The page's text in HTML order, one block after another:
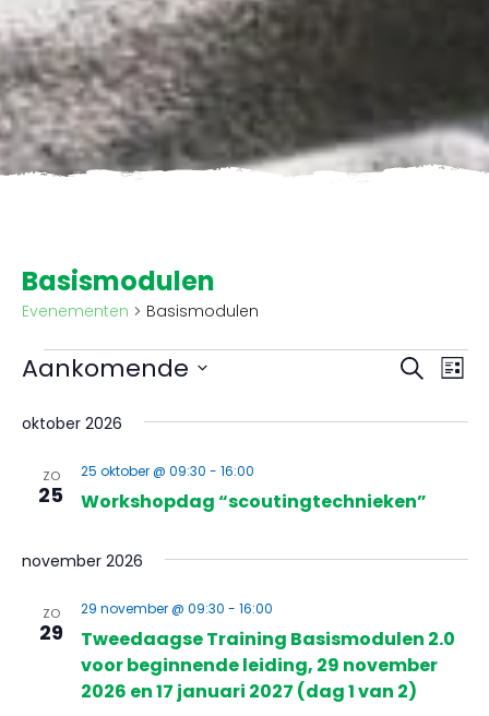
Basismodulen
Evenementen Basismodulen
Zoeken
Lijst
Aankomende
een
datum.
oktober 2026
ZO
25 Workshopdag “scoutingtechnieken”
25 oktober @ 09:30 - 16:00
november 2026
ZO
29
Tweedaagse Training Basismodulen 2.0
voor beginnende leiding, 29 november
2026 en 17 januari 2027 (dag 1 van 2)
29 november @ 09:30 - 16:00